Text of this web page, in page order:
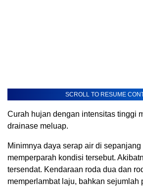
SCROLL TO RESUME
Curah hujan dengan intensitas tinggi
drainase meluap.
Minimnya daya serap air di
memperparah kondisi tersebut.
tersendat. Kendaraan roda dua dan
memperlambat laju, bahkan sejumlah